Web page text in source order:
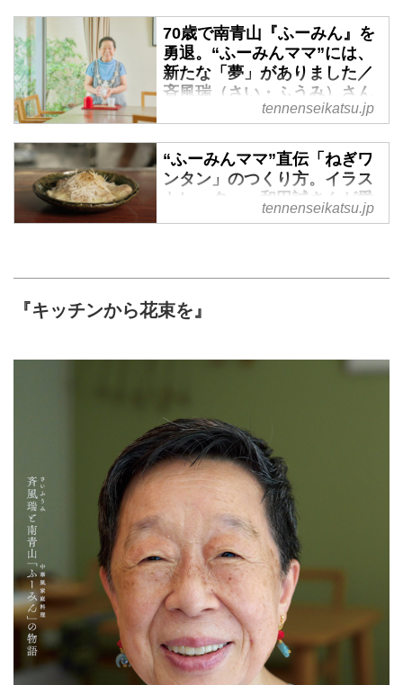
70歳で南青山『ふーみん』を
勇退。“ふーみんママ”には、
新たな「夢」がありました／
斉風瑞（さい・ふうみ）さん
インタビュー - 天然生活web
東京・南青山にある中華風家庭料
理の店「ふーみん」は、1971年
に神宮前の小さなお店からはじま
りました。45年にわたり「ふーみ
ん」を切り盛りしてきたのは、シ
ら勇退することを決めました。そ
が、2024年5月に全国公開されま
もらったファンの一員。映画化の
知らせを受けて、すぐにインタビ
ューを申...
tennenseikatsu.jp
“ふーみんママ”直伝「ねぎワ
ンタン」のつくり方。イラス
トレーター・和田誠さんが愛
した南青山『ふーみん』の味
風家庭料理店 「ふーみん」で、
と斉風瑞さん。70歳で勇退したふ
メンタリー映画として公開されま
す。「ふーみん」の人気メニュー
であり、映画にも登場する「ねぎ
ワンタン」のつくり方と誕生秘話
を教えていただきました。
tennenseikatsu.jp
『キッチンから花束を』